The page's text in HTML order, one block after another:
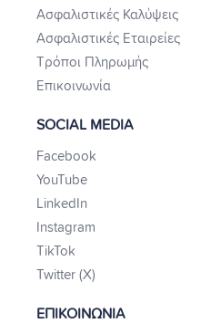
Ασφαλιστικές Καλύψεις
Ασφαλιστικές Εταιρείες
Τρόποι Πληρωμής
Επικοινωνία
SOCIAL MEDIA
Facebook
YouTube
LinkedIn
Instagram
TikTok
Twitter (X)
ΕΠΙΚΟΙΝΩΝΙΑ